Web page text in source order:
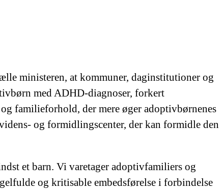
ministeren, at kommuner, daginstitutioner og
med ADHD-diagnoser, forkert
familieforhold, der mere øger adoptivbørnenes
og formidlingscenter, der kan formidle den
et barn. Vi varetager adoptivfamiliers og
og kritisable embedsførelse i forbindelse